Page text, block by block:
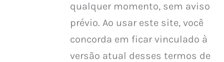
qualquer momento, sem aviso
prévio. Ao usar este site, você
concorda em ficar vinculado à
versão atual desses termos de